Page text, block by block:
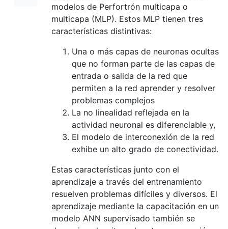
modelos de Perfortrón multicapa o
multicapa (MLP). Estos MLP tienen tres
características distintivas:
Una o más capas de neuronas ocultas
que no forman parte de las capas de
entrada o salida de la red que
permiten a la red aprender y resolver
problemas complejos
La no linealidad reflejada en la
actividad neuronal es diferenciable y,
El modelo de interconexión de la red
exhibe un alto grado de conectividad.
Estas características junto con el
aprendizaje a través del entrenamiento
resuelven problemas difíciles y diversos. El
aprendizaje mediante la capacitación en un
modelo ANN supervisado también se